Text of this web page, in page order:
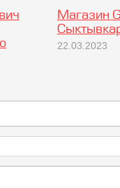
Магазин
22.03.2023